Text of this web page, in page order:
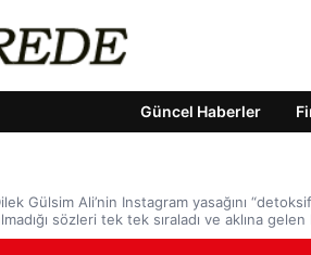
Güncel Haberler
Gülsim Ali’nin Instagram yasağını
sözleri tek tek sıraladı ve aklına